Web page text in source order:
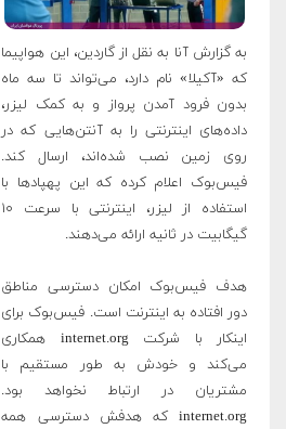
به گزارش آنا به نقل از گاردین، این هواپیما
که «آکیلا» نام دارد، می‌تواند تا سه ماه
بدون فرود آمدن پرواز و به کمک لیزر،
داده‌های اینترنتی را به آنتن‌هایی که در
روی زمین نصب شده‌اند، ارسال کند.
فیس‌بوک اعلام کرده که این پهپادها با
استفاده از لیزر، اینترنتی با سرعت ۱۰
گیگابیت در ثانیه ارائه می‌دهند.
هدف فیس‌بوک امکان دسترسی مناطق
دور افتاده به اینترنت است. فیس‌بوک برای
اینکار با شرکت internet.org همکاری
می‌کند و خودش به طور مستقیم با
مشتریان در ارتباط نخواهد بود.
internet.org که هدفش دسترسی همه